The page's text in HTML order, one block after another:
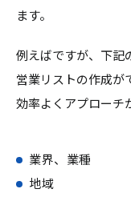
ます。
例えばですが、下記
営業リストの作成が
効率よくアプローチ
業界、業種
地域